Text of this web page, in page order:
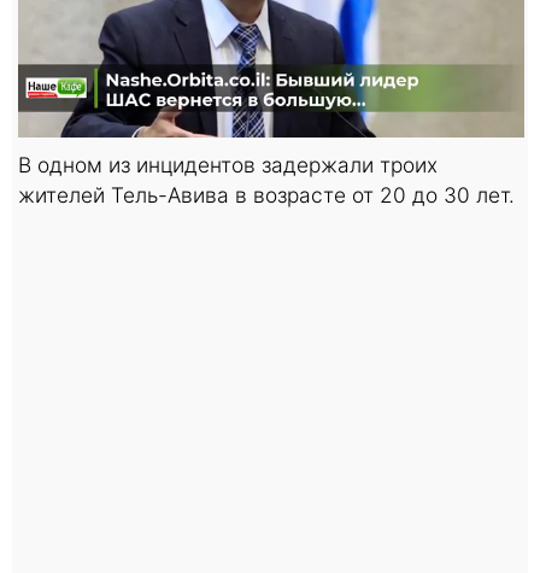
В одном из инцидентов задержали троих
жителей Тель-Авива в возрасте от 20 до 30 лет.